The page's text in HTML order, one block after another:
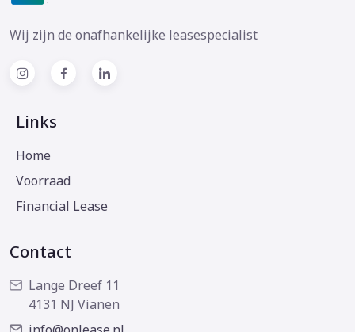
Wij zijn de onafhankelijke leasespecialist
Links
Home
Voorraad
Financial Lease
Contact
Lange Dreef 11
4131 NJ Vianen